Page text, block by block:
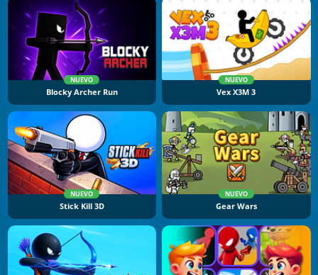
NUEVO
Blocky Archer Run
NUEVO
Vex X3M 3
NUEVO
Stick Kill 3D
NUEVO
Gear Wars